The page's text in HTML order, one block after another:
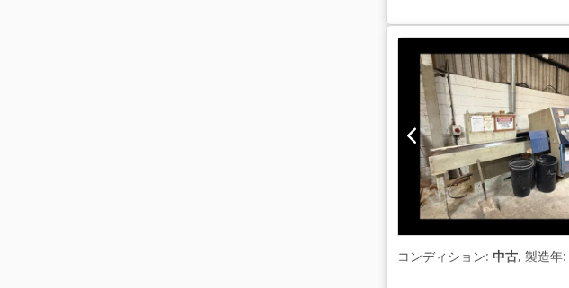
コンディション: 中古, 製造年: